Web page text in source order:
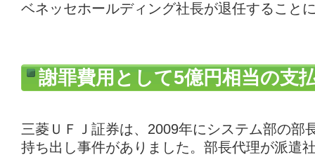
ベネッセホールディング社長が退任すること
謝罪費用として5億円相当の支
三菱ＵＦＪ証券は、2009年にシステム部の部
持ち出し事件がありました。部長代理が派遣